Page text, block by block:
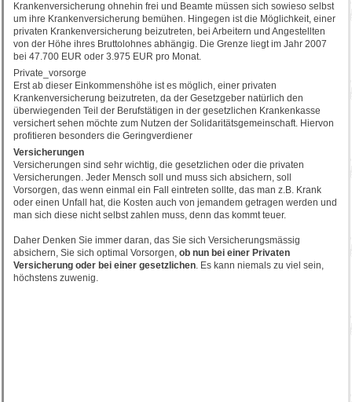
Krankenversicherung ohnehin frei und Beamte müssen sich sowieso selbst
um ihre Krankenversicherung bemühen. Hingegen ist die Möglichkeit, einer
privaten Krankenversicherung beizutreten, bei Arbeitern und Angestellten
von der Höhe ihres Bruttolohnes abhängig. Die Grenze liegt im Jahr 2007
bei 47.700 EUR oder 3.975 EUR pro Monat.
Private_vorsorge
Erst ab dieser Einkommenshöhe ist es möglich, einer privaten
Krankenversicherung beizutreten, da der Gesetzgeber natürlich den
überwiegenden Teil der Berufstätigen in der gesetzlichen Krankenkasse
versichert sehen möchte zum Nutzen der Solidaritätsgemeinschaft. Hiervon
profitieren besonders die Geringverdiener
Versicherungen
Versicherungen sind sehr wichtig, die gesetzlichen oder die privaten
Versicherungen. Jeder Mensch soll und muss sich absichern, soll
Vorsorgen, das wenn einmal ein Fall eintreten sollte, das man z.B. Krank
oder einen Unfall hat, die Kosten auch von jemandem getragen werden und
man sich diese nicht selbst zahlen muss, denn das kommt teuer.
Daher Denken Sie immer daran, das Sie sich Versicherungsmässig
absichern, Sie sich optimal Vorsorgen, ob nun bei einer Privaten
Versicherung oder bei einer gesetzlichen. Es kann niemals zu viel sein,
höchstens zuwenig.